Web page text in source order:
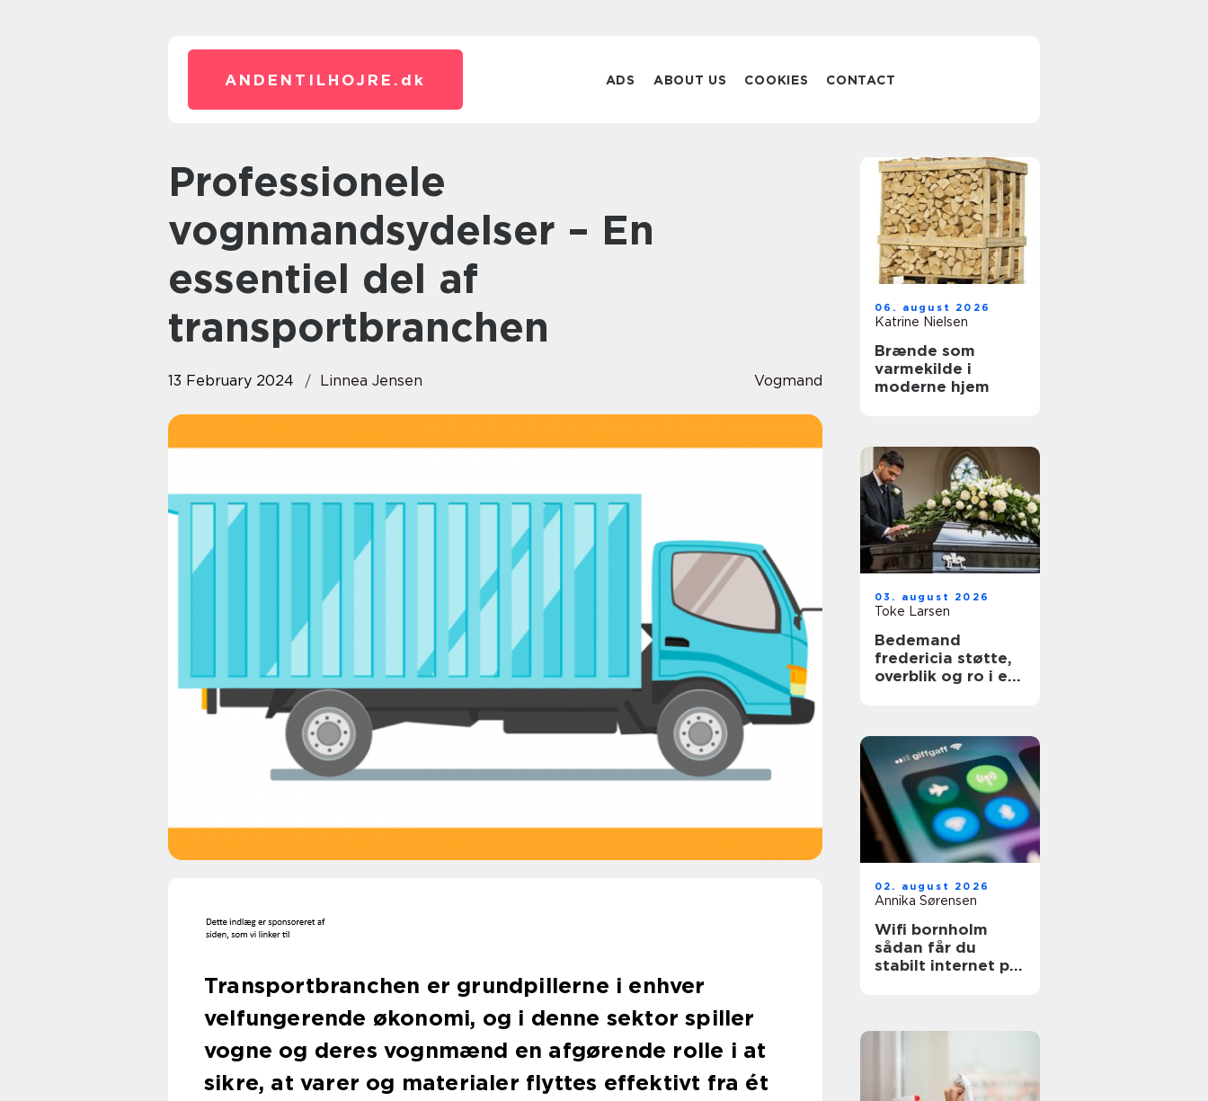
ANDENTILHOJRE. dk ADS ABOUT US COOKIES CONTACT
Professionele
vognmandsydelser – En
essentiel del af
transportbranchen
13 February 2024 Linnea Jensen Vogmand
Transportbranchen er grundpillerne i enhver
velfungerende økonomi, og i denne sektor spiller
vogne og deres vognmænd en afgørende rolle i at
sikre, at varer og materialer flyttes effektivt fra ét
06. august 2026
Katrine Nielsen
Brænde som
varmekilde i
moderne hjem
03. august 2026
Toke Larsen
Bedemand
fredericia støtte,
overblik og ro i en
02. august 2026
Annika Sørensen
Wifi bornholm
sådan får du
stabilt internet på